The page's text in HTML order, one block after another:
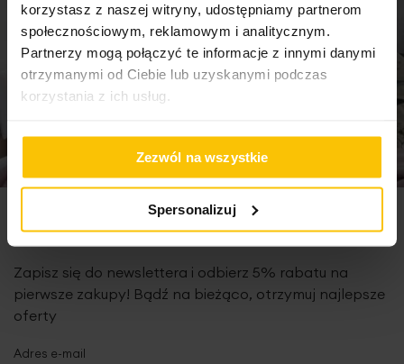
korzystasz z naszej witryny, udostępniamy partnerom
społecznościowym, reklamowym i analitycznym.
Partnerzy mogą połączyć te informacje z innymi danymi
otrzymanymi od Ciebie lub uzyskanymi podczas
korzystania z ich usług.
Zezwól na wszystkie
Spersonalizuj
Newsletter
Zapisz się do newslettera i odbierz 5% rabatu na
pierwsze zakupy! Bądź na bieżąco, otrzymuj najlepsze
oferty
Adres e-mail